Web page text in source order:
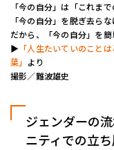
「今の自分」は「これま
「今の自分」を脱ぎ去ら
だから、「今の自分」を簡
▶︎ 「人生たいていのこと
葉」 より
撮影／難波雄史
ジェンダーの
ニティでの立